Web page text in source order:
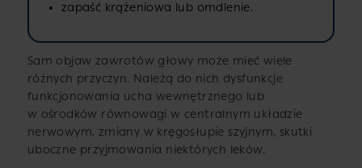
zapaść krążeniowa lub omdlenie.
Sam objaw zawrotów głowy może mieć wiele
różnych przyczyn. Należą do nich dysfunkcje
funkcjonowania ucha wewnętrznego lub
w ośrodków równowagi w centralnym układzie
nerwowym, zmiany w kręgosłupie szyjnym, skutki
uboczne przyjmowania niektórych leków.